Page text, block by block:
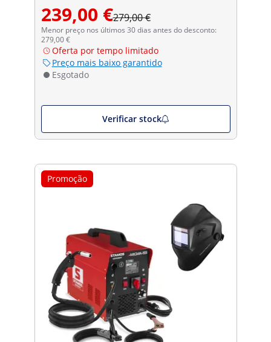
239,00 €279,00 €
Menor preço nos últimos 30 dias antes do desconto:
279,00 €
Oferta por tempo limitado
Preço mais baixo garantido
Esgotado
Verificar stock
Promoção